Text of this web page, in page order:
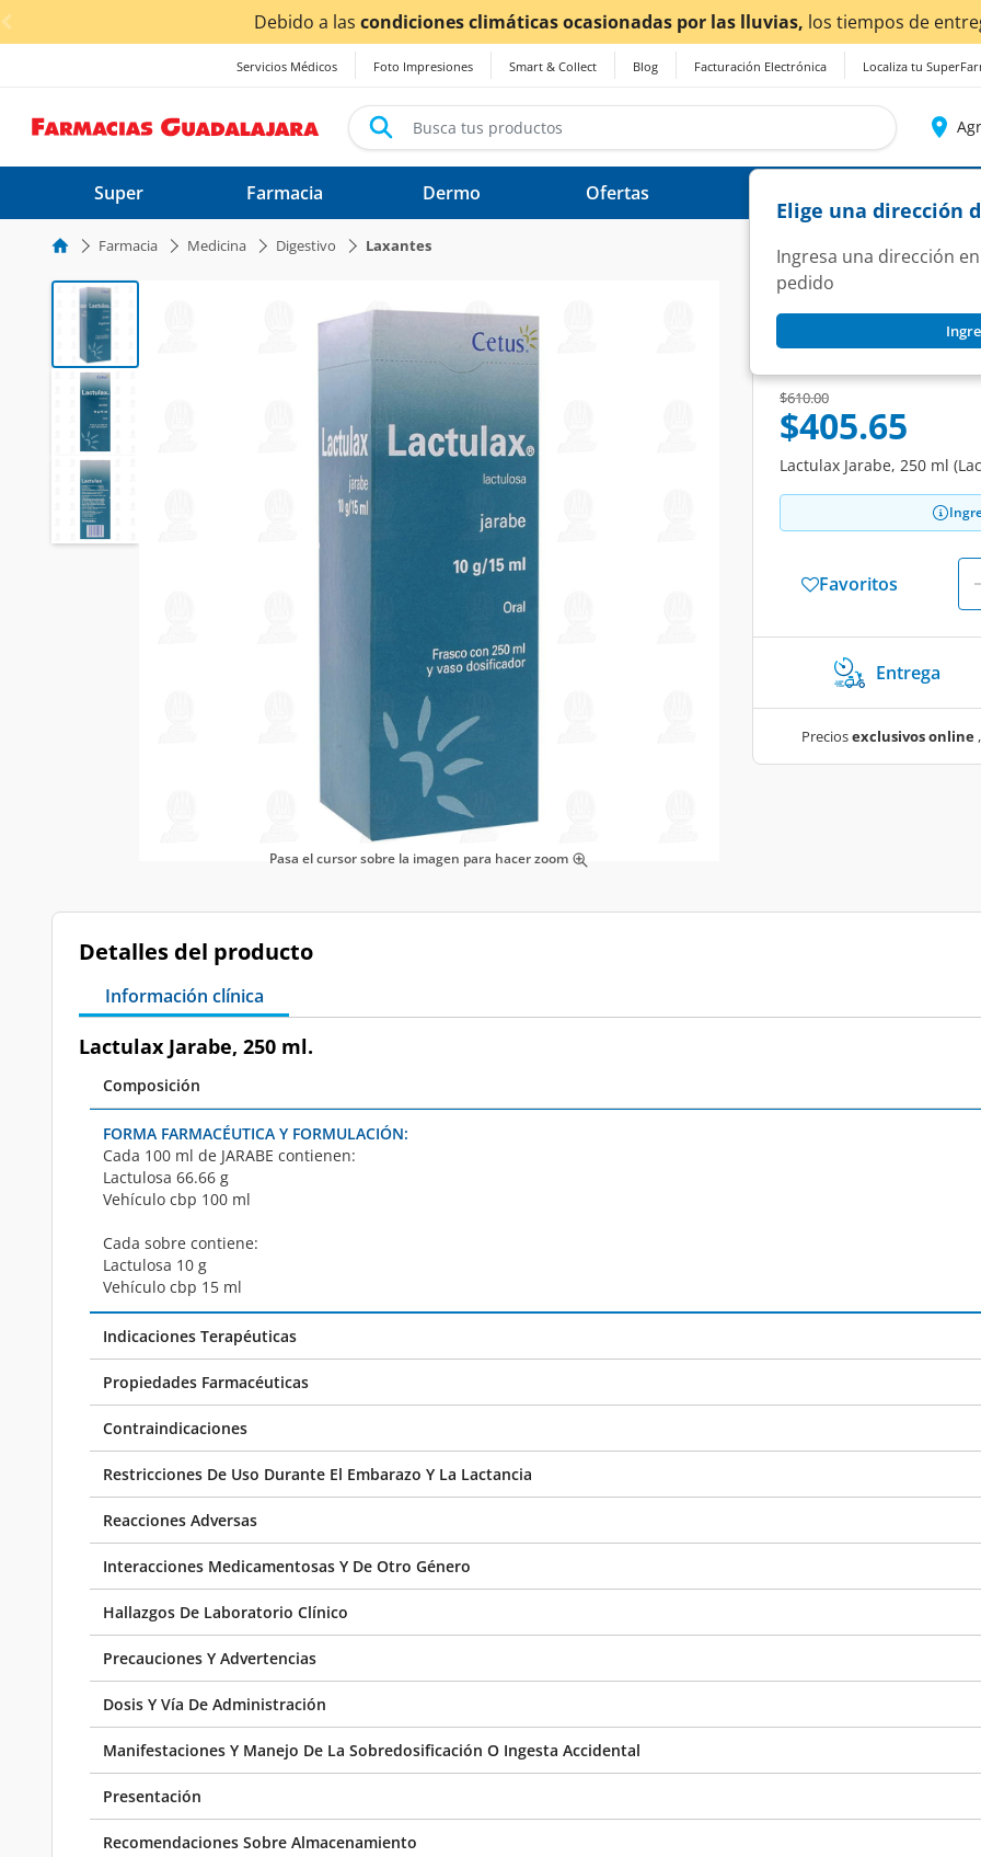
< div class="carousel-inner">
de entrega podrían verse afectados.
Servicios Médicos Foto Impresiones Smart & Collect Blog Facturación Electrónica Localiza tu
Elige una dirección
Ingresa una dirección
pedido
Super Farmacia Dermo Ofertas
Farmacia Medicina Digestivo Laxantes
Pasa el cursor sobre la imagen para hacer zoom
LACTULAX
Lactulax Jarabe,
Price reduced from
$610.00to
$405.65
Lactulax Jarabe, 250 ml
Favoritos
Entrega
Preciosexclusivos online,
Detalles del producto
Información clínica
Lactulax Jarabe, 250 ml.
Composición
FORMA FARMACÉUTICA Y FORMULACIÓN:
Cada 100 ml de JARABE contienen:
Lactulosa 66.66 g
Vehículo cbp 100 ml
Cada sobre contiene:
Lactulosa 10 g
Vehículo cbp 15 ml
Indicaciones Terapéuticas
Propiedades Farmacéuticas
Contraindicaciones
Restricciones De Uso Durante El Embarazo Y La Lactancia
Reacciones Adversas
Interacciones Medicamentosas Y De Otro Género
Hallazgos De Laboratorio Clínico
Precauciones Y Advertencias
Dosis Y Vía De Administración
Manifestaciones Y Manejo De La Sobredosificación O Ingesta Accidental
Presentación
Recomendaciones Sobre Almacenamiento